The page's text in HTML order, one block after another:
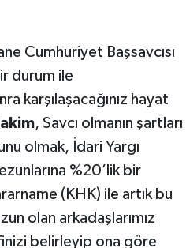
Cumhuriyet Başsavcısı
durum ile
karşılaşacağınız hayat
, Savcı olmanın şartları
olmak, İdari Yargı
%20’lik bir
(KHK) ile artık bu
olan arkadaşlarımız
belirleyip ona göre